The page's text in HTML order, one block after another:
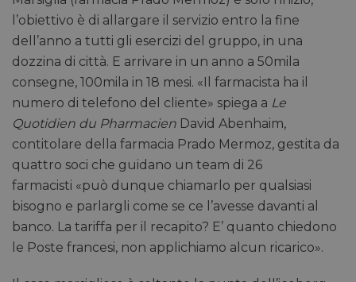
l’obiettivo è di allargare il servizio entro la fine
dell’anno a tutti gli esercizi del gruppo, in una
dozzina di città. E arrivare in un anno a 50mila
consegne, 100mila in 18 mesi. «Il farmacista ha il
numero di telefono del cliente» spiega a Le
Quotidien du Pharmacien David Abenhaim,
contitolare della farmacia Prado Mermoz, gestita da
quattro soci che guidano un team di 26
farmacisti «può dunque chiamarlo per qualsiasi
bisogno e parlargli come se ce l’avesse davanti al
banco. La tariffa per il recapito? E’ quanto chiedono
le Poste francesi, non applichiamo alcun ricarico».